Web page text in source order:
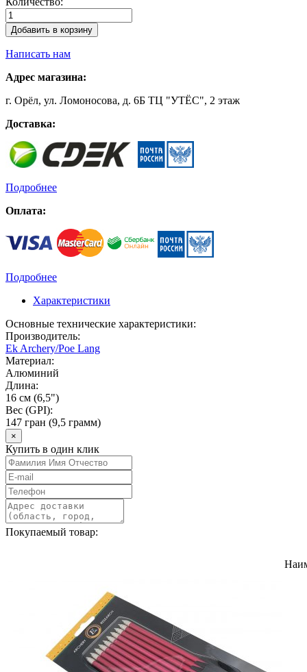
Добавить в корзину
Написать нам
Адрес магазина:
г. Орёл, ул. Ломоносова, д. 6Б ТЦ "УТЁС", 2 этаж
Доставка:
Подробнее
Оплата:
Подробнее
Характеристики
Основные технические характеристики:
Производитель:
Ek Archery/Poe Lang
Материал:
Алюминий
Длина:
16 см (6,5")
Вес (GPI):
147 гран (9,5 грамм)
×
Купить в один клик
Покупаемый товар: